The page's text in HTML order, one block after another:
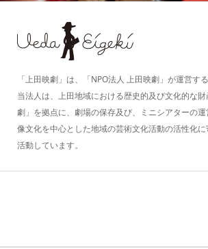
「上田映劇」は、「NPO法人 上田映劇」が運営す
当法人は、上田地域における歴史的及び文化的な
劇」を拠点に、劇場の保存及び、ミニシアターの
像文化を中心とした地域の芸術文化活動の活性化
活動しています。